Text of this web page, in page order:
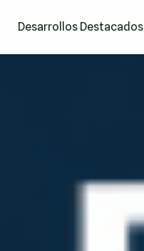
Desarrollos Destacados